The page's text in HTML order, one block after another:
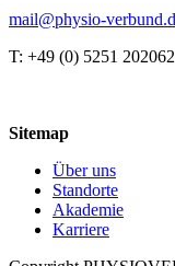
mail@physio-
T: +49 (0) 5251
Sitemap
Über uns
Standorte
Akademie
Karriere